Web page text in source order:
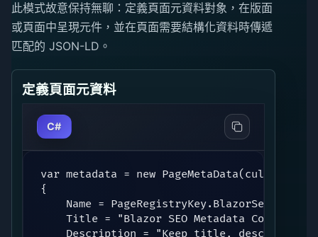
此模式故意保持無聊：定義頁面元資料對象，在版面
或頁面中呈現元件，並在頁面需要結構化資料時傳遞
匹配的 JSON-LD。
定義頁面元資料
C#
var metadata = new PageMetaData(culture)
{
Name =
Title = "Blazor SEO Metadata Component
Description = "Keep title,